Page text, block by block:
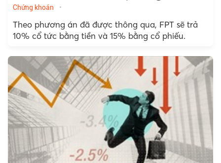
Chứng khoán
Theo phương án đã được thông qua, FPT sẽ trả
10% cổ tức bằng tiền và 15% bằng cổ phiếu.